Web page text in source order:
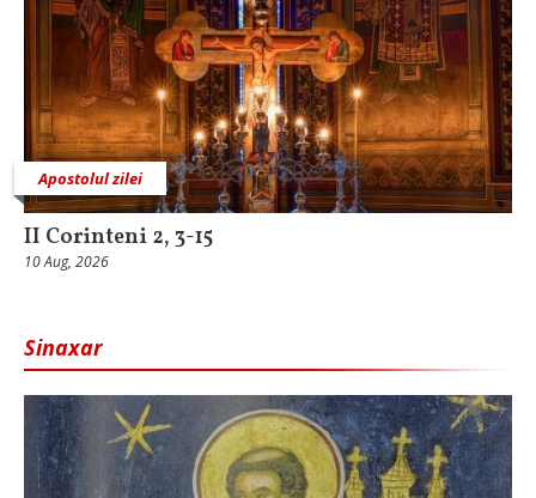
Apostolul zilei
II Corinteni 2, 3-15
10 Aug, 2026
Sinaxar